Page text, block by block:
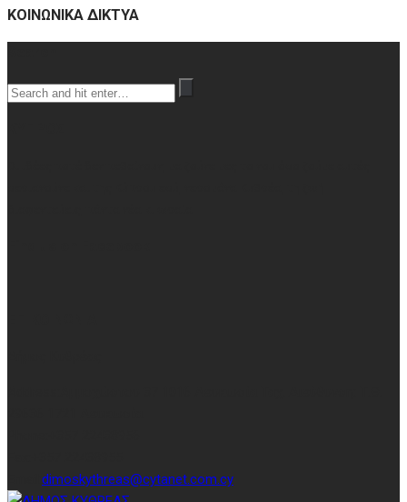
ΚΟΙΝΩΝΙΚΑ ΔΙΚΤΥΑ
dimoskythreas@cytanet.com.cy